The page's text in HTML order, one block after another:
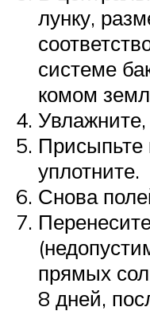
лунку,
системе
комом
Увлажните,
Присыпьте
уплотните.
Снова
прямых
8 дней,